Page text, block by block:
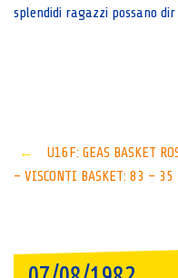
splendidi ragazzi possano
Post
←
U16F: GEAS BASKET
– VISCONTI BASKET: 83 – 35